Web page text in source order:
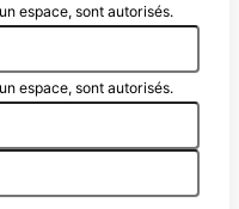
espace, sont autorisés.
espace, sont autorisés.